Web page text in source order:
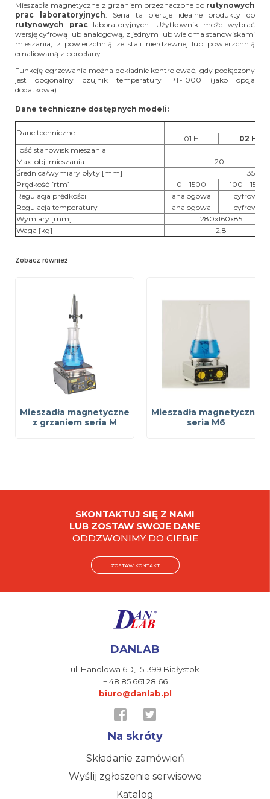
Mieszadła magnetyczne z grzaniem przeznaczone do rutynowych
prac laboratoryjnych. Seria ta oferuje idealne produkty do
rutynowych praclaboratoryjnych. Użytkownik może wybrać
wersję cyfrową lub analogową, z jednym lub wieloma stanowiskami
mieszania, z powierzchnią ze stali nierdzewnej lub powierzchnią
emaliowaną z porcelany.
Funkcję ogrzewania można dokładnie kontrolować, gdy podłączony
jest opcjonalny czujnik temperatury PT-1000 (jako opcja
dodatkowa).
Dane techniczne dostępnych modeli:
Dane techniczne
01 H
02 H
Ilość stanowisk mieszania
Max. obj. mieszania
20 l
Średnica/wymiary płyty [mm]
135 ø
Prędkość [rtm]
0 – 1500
100 – 1500
Regulacja prędkości
analogowa
cyfrowa
Regulacja temperatury
analogowa
cyfrowa
Wymiary [mm]
280x160x85
Waga [kg]
2,8
Zobacz również
Mieszadła magnetyczne
z grzaniem seria M
Mieszadła magnetyczne
seria M6
SKONTAKTUJ SIĘ Z NAMI
LUB ZOSTAW SWOJE DANE
ODDZWONIMY DO CIEBIE
ZOSTAW KONTAKT
DANLAB
ul. Handlowa 6D,15-399 Białystok
+ 48 85 661 28 66
biuro@danlab.pl
Na skróty
Składanie zamówień
Wyślij zgłoszenie serwisowe
Katalog